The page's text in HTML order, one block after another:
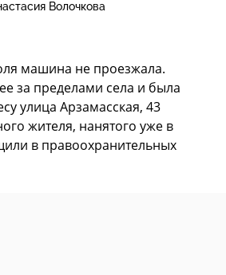
Волочкова
машина не проезжала.
за пределами села и была
улица Арзамасская, 43
жителя, нанятого уже в
в правоохранительных